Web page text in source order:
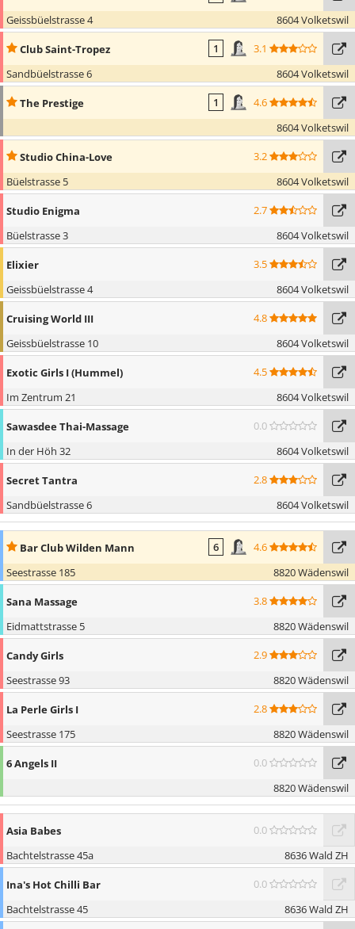
Geissbüelstrasse 4
8604 Volketswil
Club Saint-Tropez 1
3.1
Sandbüelstrasse 6
8604 Volketswil
The Prestige 1
4.6
8604 Volketswil
Studio China-Love
3.2
Büelstrasse 5
8604 Volketswil
Studio Enigma
2.7
Büelstrasse 3
8604 Volketswil
Elixier
3.5
Geissbüelstrasse 4
8604 Volketswil
Cruising World III
4.8
Geissbüelstrasse 10
8604 Volketswil
Exotic Girls I (Hummel)
4.5
Im Zentrum 21
8604 Volketswil
Sawasdee Thai-Massage
0.0
In der Höh 32
8604 Volketswil
Secret Tantra
2.8
Sandbüelstrasse 6
8604 Volketswil
Bar Club Wilden Mann 6
4.6
Seestrasse 185
8820 Wädenswil
Sana Massage
3.8
Eidmattstrasse 5
8820 Wädenswil
Candy Girls
2.9
Seestrasse 93
8820 Wädenswil
La Perle Girls I
2.8
Seestrasse 175
8820 Wädenswil
6 Angels II
0.0
8820 Wädenswil
Asia Babes
0.0
Bachtelstrasse 45a
8636 Wald ZH
Ina's Hot Chilli Bar
0.0
Bachtelstrasse 45
8636 Wald ZH